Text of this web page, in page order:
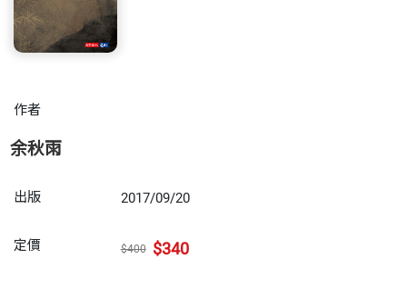
作者
余秋雨
出版 2017/09/20
定價 $400 $340